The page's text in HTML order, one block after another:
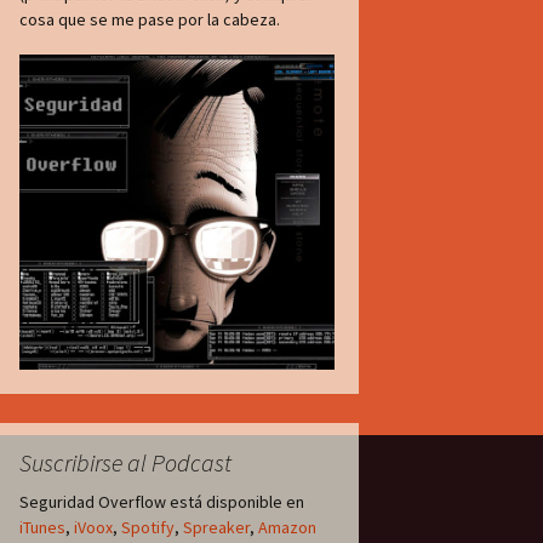
cosa que se me pase por la cabeza.
Suscribirse al Podcast
Seguridad Overflow está disponible en
iTunes, iVoox, Spotify, Spreaker, Amazon